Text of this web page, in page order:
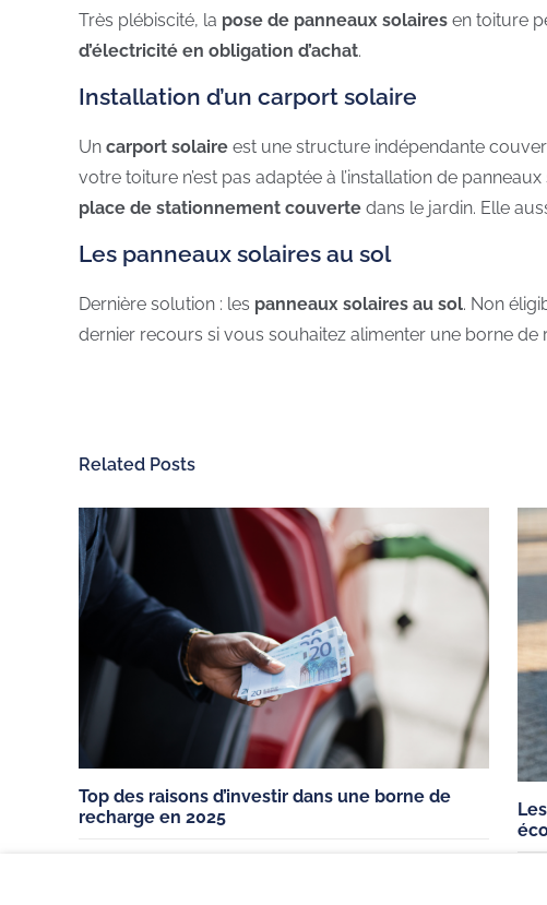
Très plébiscité, la pose de panneaux solaires en toiture
d’électricité en obligation d’achat.
Installation d’un carport solaire
Un carport solaire est une structure indépendante
votre toiture n’est pas adaptée à l’installation de
place de stationnement couverte dans le jardin. Elle
Les panneaux solaires au sol
Dernière solution : les panneaux solaires au sol. Non
dernier recours si vous souhaitez alimenter une borne
Related Posts
Top des raisons d’investir dans une borne de
recharge en 2025
ChargeGuru
À propos de nous
Exercer mon droit de
rétractation
Nous contacter
Recharge électrique
Nos bornes de recharge
Véhicules 100% électrique
Véhicules hybrides
Utilitaires 100% électrique
Aides à la mobilité électrique